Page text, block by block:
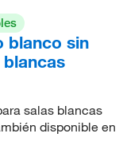
blanco sin
salas blancas
disponible en